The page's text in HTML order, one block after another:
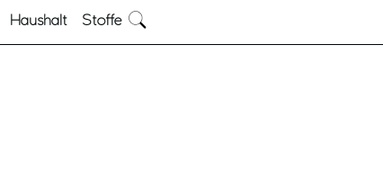
Haushalt Stoffe